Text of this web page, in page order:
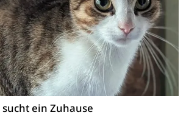
ein Zuhause